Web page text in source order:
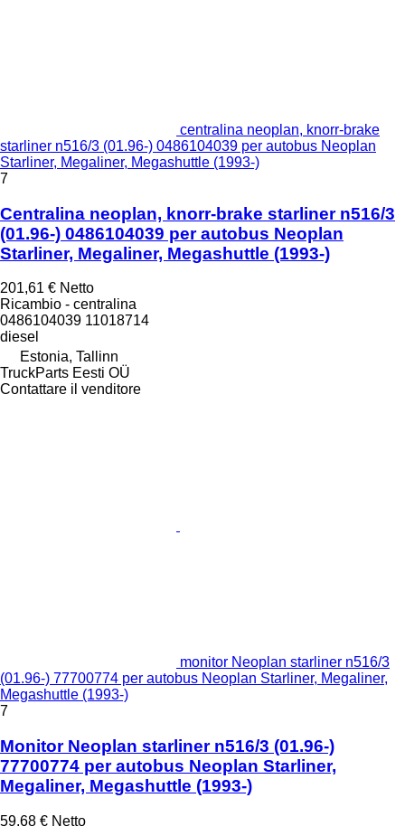
centralina neoplan, knorr-brake
starliner n516/3 (01.96-) 0486104039 per autobus Neoplan
Starliner, Megaliner, Megashuttle (1993-)
7
Centralina neoplan, knorr-brake starliner n516/3
(01.96-) 0486104039 per autobus Neoplan
Starliner, Megaliner, Megashuttle (1993-)
201,61 € Netto
Ricambio - centralina
0486104039 11018714
diesel
Estonia, Tallinn
TruckParts Eesti OÜ
Contattare il venditore
monitor Neoplan starliner n516/3
(01.96-) 77700774 per autobus Neoplan Starliner, Megaliner,
Megashuttle (1993-)
7
Monitor Neoplan starliner n516/3 (01.96-)
77700774 per autobus Neoplan Starliner,
Megaliner, Megashuttle (1993-)
59,68 € Netto